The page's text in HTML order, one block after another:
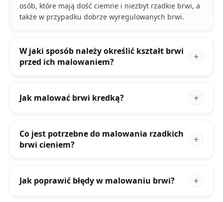
osób, które mają dość ciemne i niezbyt rzadkie brwi, a
także w przypadku dobrze wyregulowanych brwi.
W jaki sposób należy określić kształt brwi
przed ich malowaniem?
Jak malować brwi kredką?
Co jest potrzebne do malowania rzadkich
brwi cieniem?
Jak poprawić błędy w malowaniu brwi?